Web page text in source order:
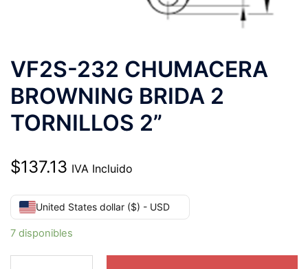
VF2S-232 CHUMACERA
BROWNING BRIDA 2
TORNILLOS 2”
$137.13 IVA Incluido
United States dollar ($) - USD
7 disponibles